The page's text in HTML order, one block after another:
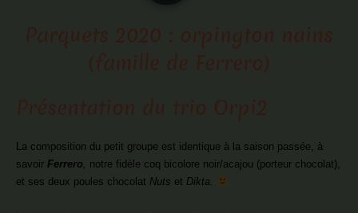
La composition du petit groupe est identique à la saison passée, à
savoir Ferrero
notre fidèle coq bicolore noir/acajou (porteur chocolat),
et ses deux poules chocolat Nuts et Dikta.